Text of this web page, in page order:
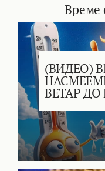
Време
(ВИДЕО)
ВЕТАР